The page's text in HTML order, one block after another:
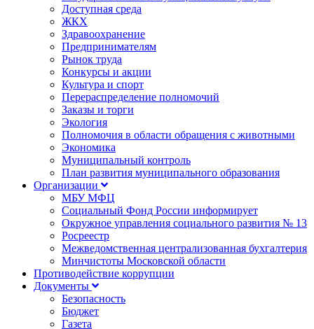
Доступная среда
ЖКХ
Здравоохранение
Предпринимателям
Рынок труда
Конкурсы и акции
Культура и спорт
Перераспределение полномочий
Заказы и торги
Экология
Полномочия в области обращения с животными
Экономика
Муниципальный контроль
План развития муниципального образования
Организации
МБУ МФЦ
Социальный Фонд России информирует
Окружное управления социального развития № 13
Росреестр
Межведомственная централизованная бухгалтерия
Минчистоты Московской области
Противодействие коррупции
Документы
Безопасность
Бюджет
Газета